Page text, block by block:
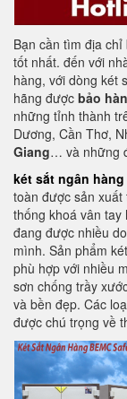
Bạn cần tìm địa
tốt nhất. đến với
hàng, với dòng két
hãng được bảo
những tỉnh thành
Dương, Cần Thơ,
Giang… và những
két sắt ngân hàng
toàn được sản
thống khoá vân tay
đang được nhiều
mình. Sản phẩm
phù hợp với nhiều
sơn chống trầy
và bền đẹp. Các
được chú trọng về